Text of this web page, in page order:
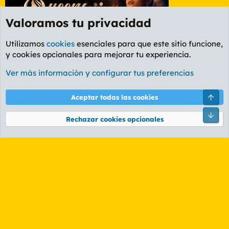
Foro General
Cookies
PL OLDSTYLE AMARILLO
Términos y reglas Política de privacidad Ayuda
Community platform by XenForo® © 2010-2026 XenForo Ltd.
Valoramos tu privacidad
Utilizamos cookies esenciales para que este sitio funcione,
y cookies opcionales para mejorar tu experiencia.
Ver más información y configurar tus preferencias
Aceptar todas las cookies
Rechazar cookies opcionales
Pie